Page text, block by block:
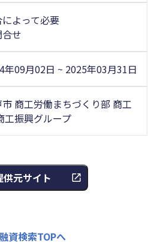
よって必要
せ
年09月02日 ~ 2025年03月31日
市 商工労働まちづくり部 商工
工振興グループ
供元サイト
資検索TOPへ